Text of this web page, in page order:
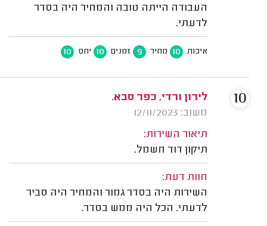
העבודה הייתה טובה והמחיר היה בסדר
לדעתי.
איכות 10 מחיר 9 זמנים 10 יחס 10
לירון ורדי, כפר סבא.
משוב: 12/11/2023
תיאור השירות:
תיקון דוד חשמל.
חוות דעת:
השירות היה בסדר גמור והמחיר היה סביר
לדעתי. הכל היה ממש בסדר.
10